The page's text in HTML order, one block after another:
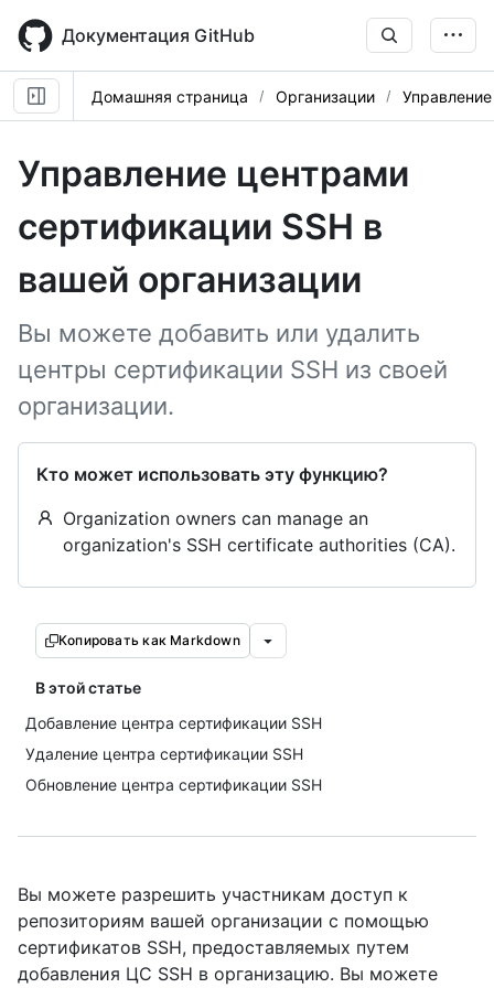
main
content
Документация GitHub
Домашняя страница Организации
Управление центрами
сертификации SSH в
вашей организации
Вы можете добавить или удалить
центры сертификации SSH из своей
организации.
Кто может использовать эту функцию?
Organization owners can manage an
organization's SSH certificate authorities (CA).
Копировать как Markdown
В этой статье
Добавление центра сертификации SSH
Удаление центра сертификации SSH
Обновление центра сертификации SSH
Вы можете разрешить участникам доступ к
репозиториям вашей организации с помощью
сертификатов SSH, предоставляемых путем
добавления ЦС SSH в организацию. Вы можете